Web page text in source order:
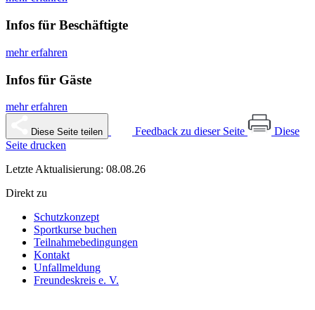
Infos für Beschäftigte
mehr erfahren
Infos für Gäste
mehr erfahren
Diese Seite teilen Feedback zu dieser Seite
Diese
Seite drucken
Letzte Aktualisierung: 08.08.26
Direkt zu
Schutzkonzept
Sportkurse buchen
Teilnahmebedingungen
Kontakt
Unfallmeldung
Freundeskreis e. V.